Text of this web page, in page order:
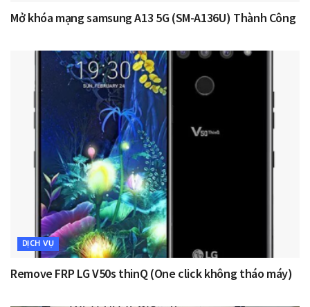
Mở khóa mạng samsung A13 5G (SM-A136U) Thành Công
DỊCH VỤ
Remove FRP LG V50s thinQ (One click không tháo máy)